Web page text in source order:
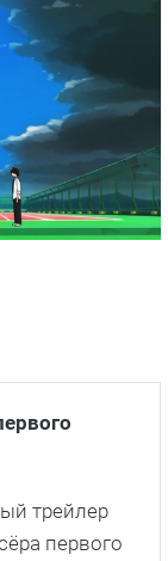
трейлер
первого